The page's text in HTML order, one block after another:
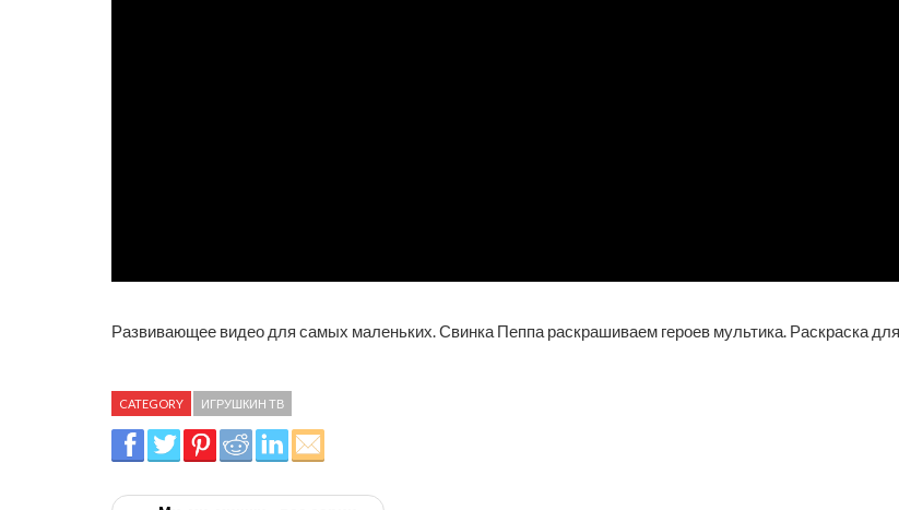
Развивающее видео для самых маленьких. Свинка Пеппа раскрашиваем героев мультика. Раскраска
CATEGORY ИГРУШКИН ТВ